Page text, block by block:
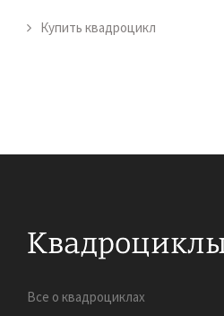
Купить квадроцикл
Все о квадроциклах